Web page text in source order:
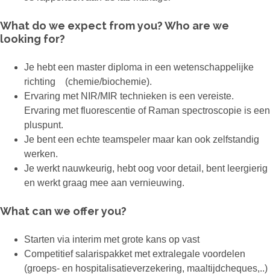
What do we expect from you? Who are we
looking for?
Je hebt een master diploma in een wetenschappelijke
richting (chemie/biochemie).
Ervaring met NIR/MIR technieken is een vereiste.
Ervaring met fluorescentie of Raman spectroscopie is een
pluspunt.
Je bent een echte teamspeler maar kan ook zelfstandig
werken.
Je werkt nauwkeurig, hebt oog voor detail, bent leergierig
en werkt graag mee aan vernieuwing.
What can we offer you?
Starten via interim met grote kans op vast
Competitief salarispakket met extralegale voordelen
(groeps- en hospitalisatieverzekering, maaltijdcheques,..)